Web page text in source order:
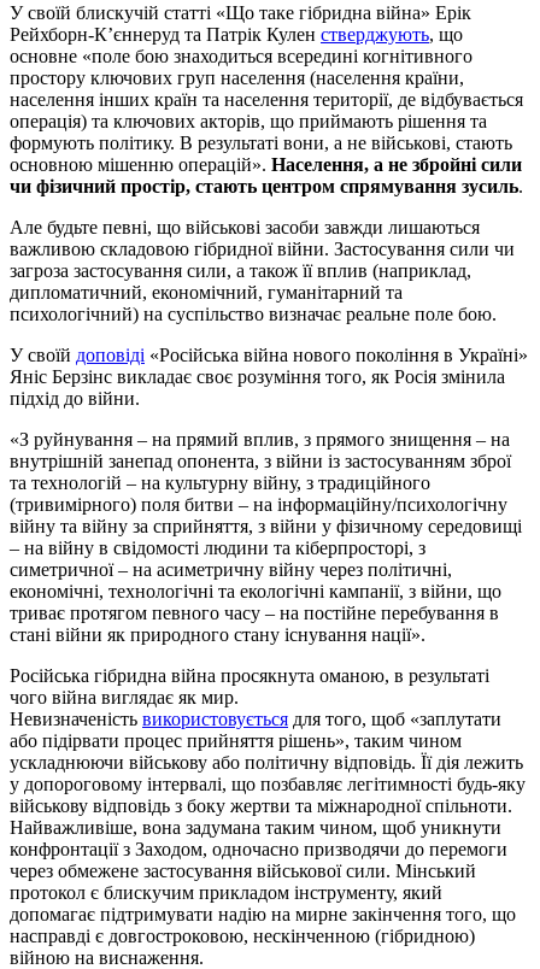
У своїй блискучій статті «Що таке гібридна війна» Ерік
Рейхборн-К’єннеруд та Патрік Кулен стверджують, що
основне «поле бою знаходиться всередині когнітивного
простору ключових груп населення (населення країни,
населення інших країн та населення території, де відбувається
операція) та ключових акторів, що приймають рішення та
формують політику. В результаті вони, а не військові, стають
основною мішенню операцій». Населення, а не збройні сили
чи фізичний простір, стають центром спрямування зусиль.
Але будьте певні, що військові засоби завжди лишаються
важливою складовою гібридної війни. Застосування сили чи
загроза застосування сили, а також її вплив (наприклад,
дипломатичний, економічний, гуманітарний та
психологічний) на суспільство визначає реальне поле бою.
У своїй доповіді «Російська війна нового покоління в Україні»
Яніс Берзінс викладає своє розуміння того, як Росія змінила
підхід до війни.
«З руйнування – на прямий вплив, з прямого знищення – на
внутрішній занепад опонента, з війни із застосуванням зброї
та технологій – на культурну війну, з традиційного
(тривимірного) поля битви – на інформаційну/психологічну
війну та війну за сприйняття, з війни у фізичному середовищі
– на війну в свідомості людини та кіберпросторі, з
симетричної – на асиметричну війну через політичні,
економічні, технологічні та екологічні кампанії, з війни, що
триває протягом певного часу – на постійне перебування в
стані війни як природного стану існування нації».
Російська гібридна війна просякнута оманою, в результаті
чого війна виглядає як мир.
Невизначеність використовується для того, щоб «заплутати
або підірвати процес прийняття рішень», таким чином
ускладнюючи військову або політичну відповідь. Її дія лежить
у допороговому інтервалі, що позбавляє легітимності будь-яку
військову відповідь з боку жертви та міжнародної спільноти.
Найважливіше, вона задумана таким чином, щоб уникнути
конфронтації з Заходом, одночасно призводячи до перемоги
через обмежене застосування військової сили. Мінський
протокол є блискучим прикладом інструменту, який
допомагає підтримувати надію на мирне закінчення того, що
насправді є довгостроковою, нескінченною (гібридною)
війною на виснаження.